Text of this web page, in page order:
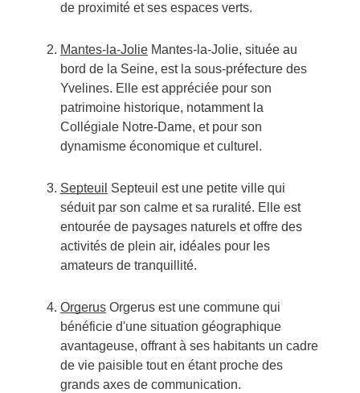
de proximité et ses espaces verts.
Mantes-la-JolieMantes-la-Jolie, située au
bord de la Seine, est la sous-préfecture des
Yvelines. Elle est appréciée pour son
patrimoine historique, notamment la
Collégiale Notre-Dame, et pour son
dynamisme économique et culturel.
Septeuil Septeuil est une petite ville qui
séduit par son calme et sa ruralité. Elle est
entourée de paysages naturels et offre des
activités de plein air, idéales pour les
amateurs de tranquillité.
OrgerusOrgerus est une commune qui
bénéficie d'une situation géographique
avantageuse, offrant à ses habitants un cadre
de vie paisible tout en étant proche des
grands axes de communication.